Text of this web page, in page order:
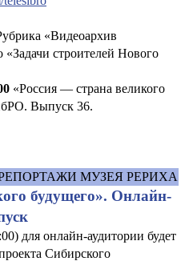
«Видеоархив
строителей Нового
«Россия — страна великого
Выпуск 36.
МУЗЕЯ РЕРИХА
будущего». Онлайн-
для онлайн-аудитории будет
Сибирского